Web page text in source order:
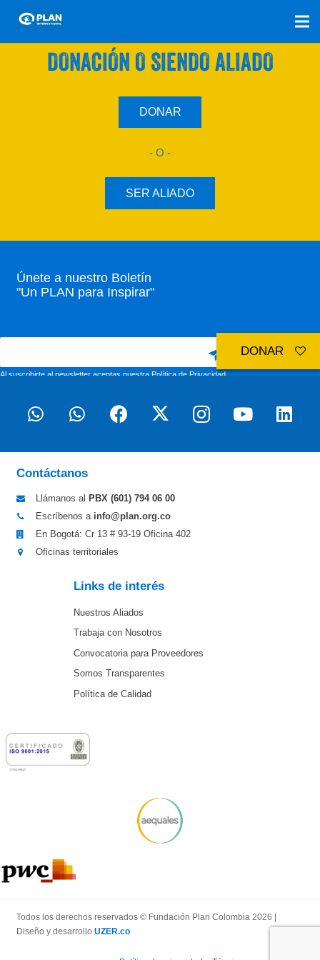
SÚMATE A NUESTRO PLAN CON UNA
DONACIÓN O SIENDO ALIADO
DONAR
- O -
SER ALIADO
Únete a nuestro Boletín
"Un PLAN para Inspirar"
Al suscribirte al newsletter aceptas nuestraPolítica de Privacidad
Contáctanos
Llámanos al PBX (601) 794 06 00
Escríbenos a info@plan.org.co
En Bogotá: Cr 13 # 93-19 Oficina 402
Oficinas territoriales
Links de interés
Nuestros Aliados
Trabaja con Nosotros
Convocatoria para Proveedores
Somos Transparentes
Política de Calidad
Todos los derechos reservados © Fundación Plan Colombia 2026 |
Diseño y desarrollo UZER.co
DONAR